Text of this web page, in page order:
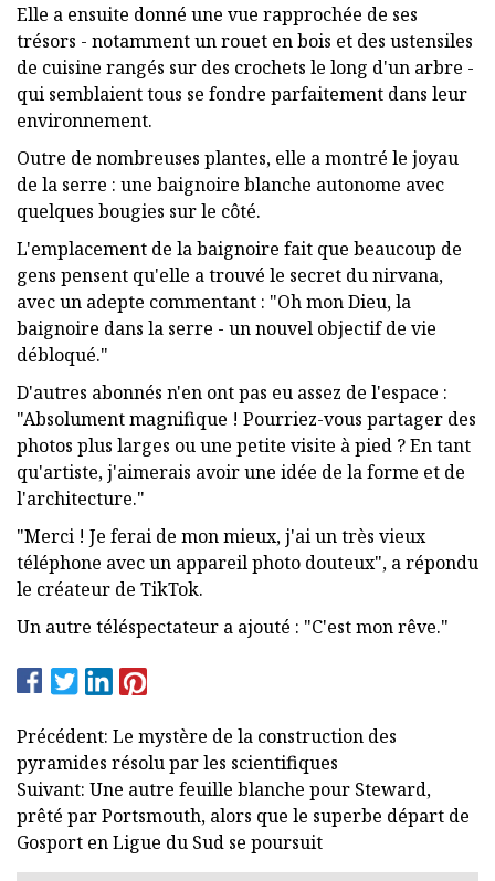
Elle a ensuite donné une vue rapprochée de ses
trésors - notamment un rouet en bois et des ustensiles
de cuisine rangés sur des crochets le long d'un arbre -
qui semblaient tous se fondre parfaitement dans leur
environnement.
Outre de nombreuses plantes, elle a montré le joyau
de la serre : une baignoire blanche autonome avec
quelques bougies sur le côté.
L'emplacement de la baignoire fait que beaucoup de
gens pensent qu'elle a trouvé le secret du nirvana,
avec un adepte commentant : "Oh mon Dieu, la
baignoire dans la serre - un nouvel objectif de vie
débloqué."
D'autres abonnés n'en ont pas eu assez de l'espace :
"Absolument magnifique ! Pourriez-vous partager des
photos plus larges ou une petite visite à pied ? En tant
qu'artiste, j'aimerais avoir une idée de la forme et de
l'architecture."
"Merci ! Je ferai de mon mieux, j'ai un très vieux
téléphone avec un appareil photo douteux", a répondu
le créateur de TikTok.
Un autre téléspectateur a ajouté : "C'est mon rêve."
Précédent: Le mystère de la construction des
pyramides résolu par les scientifiques
Suivant: Une autre feuille blanche pour Steward,
prêté par Portsmouth, alors que le superbe départ de
Gosport en Ligue du Sud se poursuit